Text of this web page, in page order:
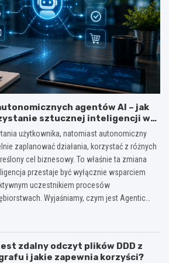
agentów AI – jak
sztucznej inteligencji w
użytkownika, natomiast autonomiczny
zaplanować działania, korzystać z różnych
cel biznesowy. To właśnie ta zmiana
przestaje być wyłącznie wsparciem
uczestnikiem procesów
Wyjaśniamy, czym jest Agentic…
zdalny odczyt plików DDD z
i jakie zapewnia korzyści?